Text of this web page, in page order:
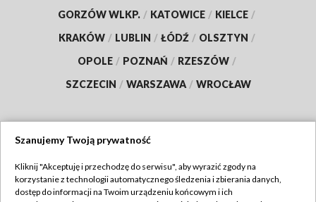
GORZÓW WLKP. / KATOWICE / KIELCE /
KRAKÓW / LUBLIN / ŁÓDŹ / OLSZTYN /
OPOLE / POZNAŃ / RZESZÓW /
SZCZECIN / WARSZAWA / WROCŁAW
TVP
Szanujemy Twoją prywatność
Kliknij "Akceptuję i przechodzę do serwisu", aby wyrazić zgody na
korzystanie z technologii automatycznego śledzenia i zbierania danych,
dostęp do informacji na Twoim urządzeniu końcowym i ich